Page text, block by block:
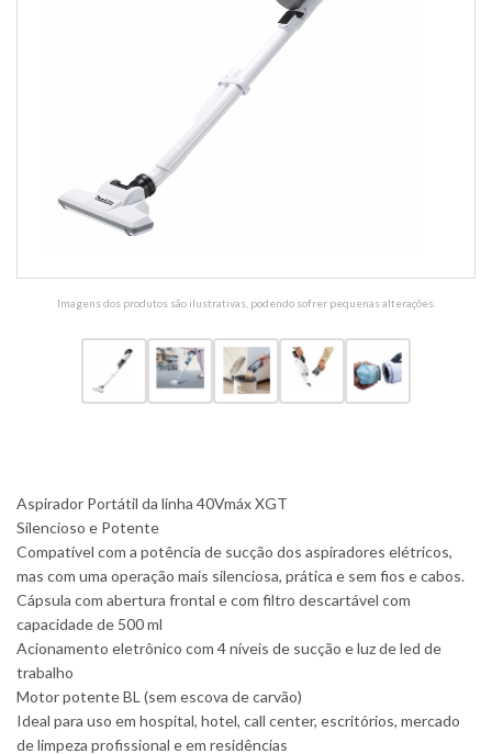
Imagens dos produtos são ilustrativas, podendo sofrer pequenas alterações.
Aspirador Portátil da linha 40Vmáx XGT
Silencioso e Potente
Compatível com a potência de sucção dos aspiradores elétricos,
mas com uma operação mais silenciosa, prática e sem fios e cabos.
Cápsula com abertura frontal e com filtro descartável com
capacidade de 500 ml
Acionamento eletrônico com 4 níveis de sucção e luz de led de
trabalho
Motor potente BL (sem escova de carvão)
Ideal para uso em hospital, hotel, call center, escritórios, mercado
de limpeza profissional e em residências